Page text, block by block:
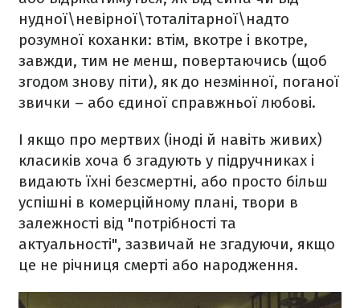
нудної\невірної\тоталітарної\надто
розумної коханки: втім, вкотре і вкотре,
завжди, тим не менш, повертаючись (щоб
згодом знову піти), як до незмінної, поганої
звички – або єдиної справжньої любові.
І якщо про мертвих (іноді й навіть живих)
класиків хоча б згадують у підручниках і
видають їхні безсмертні, або просто більш
успішні в комерційному плані, твори в
залежності від "потрібності та
актуальності", зазвичай не згадуючи, якщо
це не річниця смерті або народження.